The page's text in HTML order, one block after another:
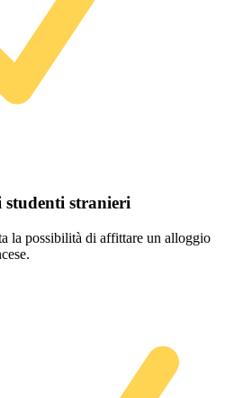
studenti stranieri
la possibilità di affittare un alloggio